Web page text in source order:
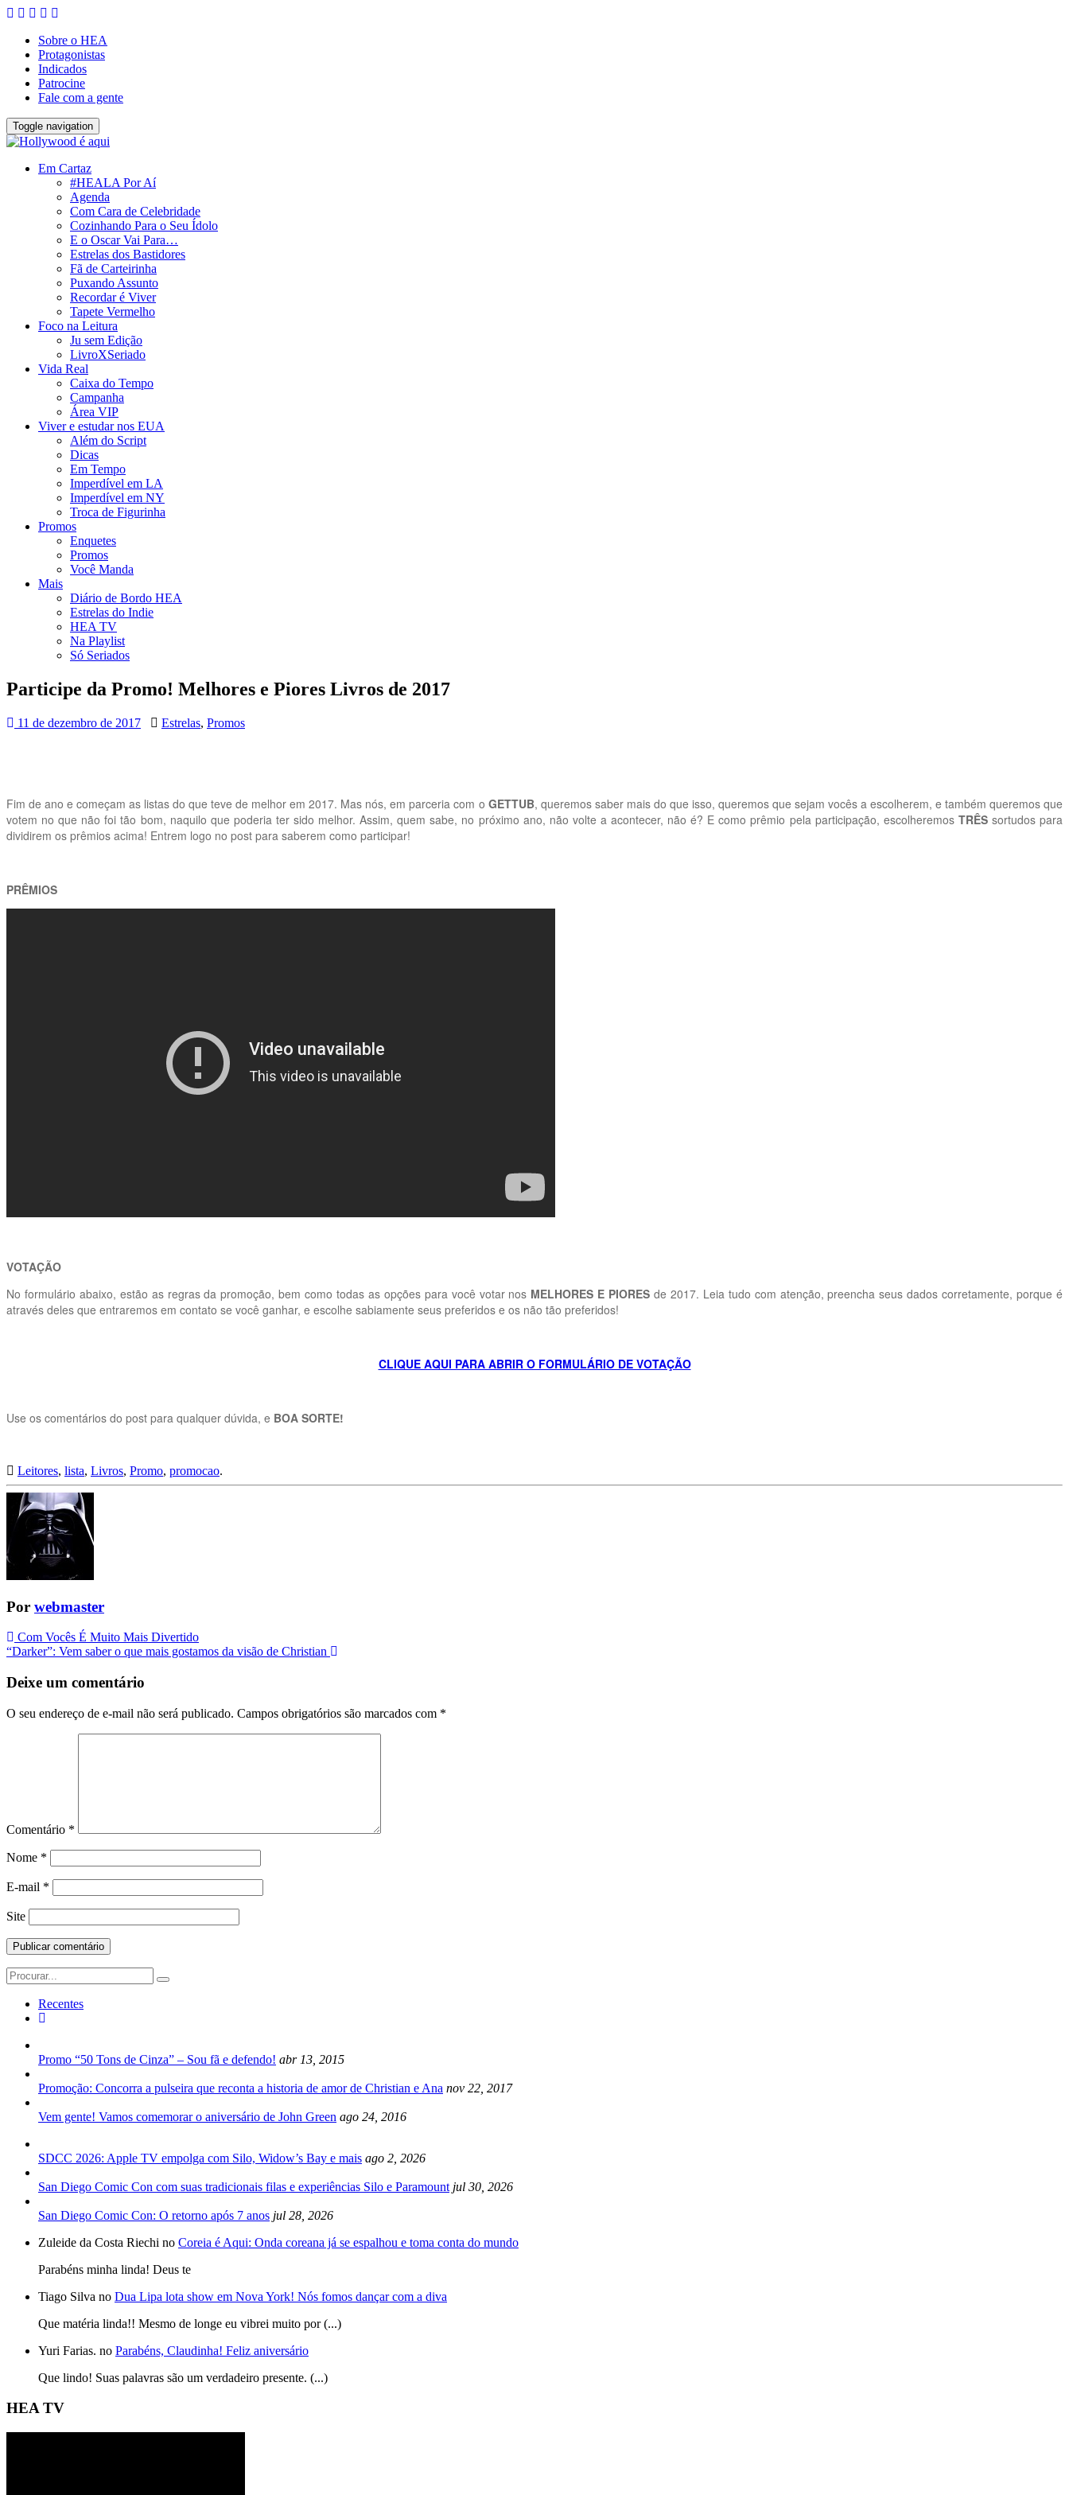
Sobre o HEA
Protagonistas
Indicados
Patrocine
Fale com a gente
Toggle navigation
Em Cartaz
#HEALA Por Aí
Agenda
Com Cara de Celebridade
Cozinhando Para o Seu Ídolo
E o Oscar Vai Para…
Estrelas dos Bastidores
Fã de Carteirinha
Puxando Assunto
Recordar é Viver
Tapete Vermelho
Foco na Leitura
Ju sem Edição
LivroXSeriado
Vida Real
Caixa do Tempo
Campanha
Área VIP
Viver e estudar nos EUA
Além do Script
Dicas
Em Tempo
Imperdível em LA
Imperdível em NY
Troca de Figurinha
Promos
Enquetes
Promos
Você Manda
Mais
Diário de Bordo HEA
Estrelas do Indie
HEA TV
Na Playlist
Só Seriados
Participe da Promo! Melhores e Piores Livros de 2017
11 de dezembro de 2017 Estrelas, Promos
Fim de ano e começam as listas do que teve de melhor em 2017. Mas nós, em parceria com o GETTUB, queremos saber mais do que isso, queremos que sejam vocês a escolherem, e também queremos que
votem no que não foi tão bom, naquilo que poderia ter sido melhor. Assim, quem sabe, no próximo ano, não volte a acontecer, não é? E como prêmio pela participação, escolheremos TRÊS sortudos para
dividirem os prêmios acima! Entrem logo no post para saberem como participar!
PRÊMIOS
VOTAÇÃO
No formulário abaixo, estão as regras da promoção, bem como todas as opções para você votar nos MELHORES E PIORESde 2017. Leia tudo com atenção, preencha seus dados corretamente, porque é
através deles que entraremos em contato se você ganhar, e escolhe sabiamente seus preferidos e os não tão preferidos!
CLIQUE AQUI PARA ABRIR O FORMULÁRIO DE VOTAÇÃO
Use os comentários do post para qualquer dúvida, e BOA SORTE!
Leitores, lista, Livros, Promo, promocao.
Por webmaster
Navegação
da
Postagem
Com Vocês É Muito Mais Divertido
“Darker”: Vem saber o que mais gostamos da visão de Christian
Deixe um comentário
O seu endereço de e-mail não será publicado. Campos obrigatórios são marcados com *
Comentário *
Nome *
E-mail *
Site
Search
for:
Recentes
Promo “50 Tons de Cinza” – Sou fã e defendo! abr 13, 2015
Promoção: Concorra a pulseira que reconta a historia de amor de Christian e Ana nov 22, 2017
Vem gente! Vamos comemorar o aniversário de John Green ago 24, 2016
SDCC 2026: Apple TV empolga com Silo, Widow’s Bay e mais ago 2, 2026
San Diego Comic Con com suas tradicionais filas e experiências Silo e Paramount jul 30, 2026
San Diego Comic Con: O retorno após 7 anos jul 28, 2026
Zuleide da Costa Riechi no Coreia é Aqui: Onda coreana já se espalhou e toma conta do mundo
Parabéns minha linda! Deus te
Tiago Silva no Dua Lipa lota show em Nova York! Nós fomos dançar com a diva
Que matéria linda!! Mesmo de longe eu vibrei muito por (...)
Yuri Farias. no Parabéns, Claudinha! Feliz aniversário
Que lindo! Suas palavras são um verdadeiro presente. (...)
HEA TV